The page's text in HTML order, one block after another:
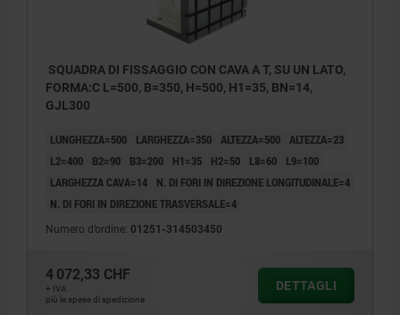
SQUADRA DI FISSAGGIO CON CAVA A T, SU UN LATO,
FORMA:C L=500, B=350, H=500, H1=35, BN=14,
GJL300
LUNGHEZZA=500 LARGHEZZA=350 ALTEZZA=500 ALTEZZA=23
L2=400
B2=90 B3=200 H1=35 H2=50 L8=60
L9=100
LARGHEZZA CAVA=14
N. DI FORI IN DIREZIONE LONGITUDINALE=4
N. DI FORI IN DIREZIONE TRASVERSALE=4
Numero d’ordine: 01251-314503450
4 072,33 CHF
+ IVA
più le spese di spedizione
DETTAGLI